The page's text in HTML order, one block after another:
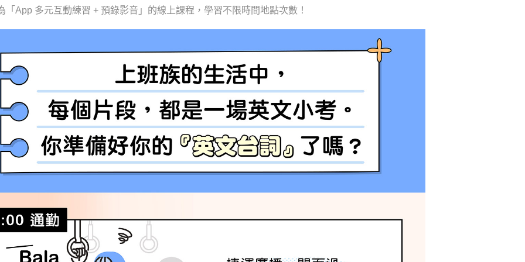
「App 多元互動練習 + 預錄影音」的線上課程，學習不限時間地點次數！